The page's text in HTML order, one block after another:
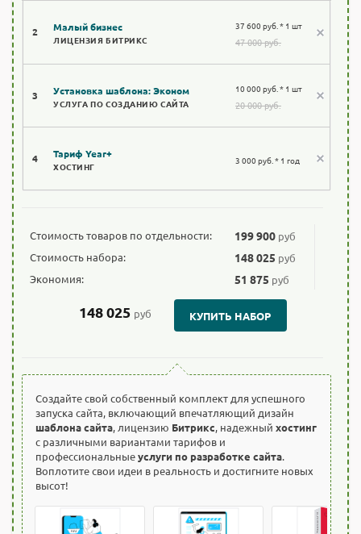
2 Малый бизнес
ЛИЦЕНЗИЯ БИТРИКС
37 600 руб. * 1 шт
47 000 руб.
3 Установка шаблона: Эконом
УСЛУГА ПО СОЗДАНИЮ САЙТА
10 000 руб. * 1 шт
20 000 руб.
4 Тариф Year+
ХОСТИНГ
3 000 руб. * 1 год
Стоимость товаров по отдельности: 199 900 руб
Стоимость набора:
148 025 руб
Экономия:
51 875 руб
148 025 руб КУПИТЬ НАБОР
Создайте свой собственный комплект для успешного
запуска сайта, включающий впечатляющий дизайн
шаблона сайта, лицензию Битрикс, надежный хостинг
с различными вариантами тарифов и
профессиональныеуслуги по разработке сайта.
Воплотите свои идеи в реальность и достигните новых
высот!